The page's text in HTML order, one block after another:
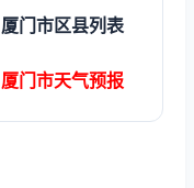
厦门市区县列表
厦门市天气预报